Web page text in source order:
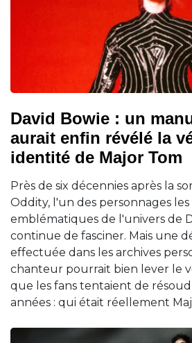
David Bowie : un
aurait enfin révélé la
identité de Major Tom
Près de six décennies après la
Oddity, l'un des personnages
emblématiques de l'univers de
continue de fasciner. Mais une
effectuée dans les archives
chanteur pourrait bien lever le
que les fans tentaient de
années : qui était réellement